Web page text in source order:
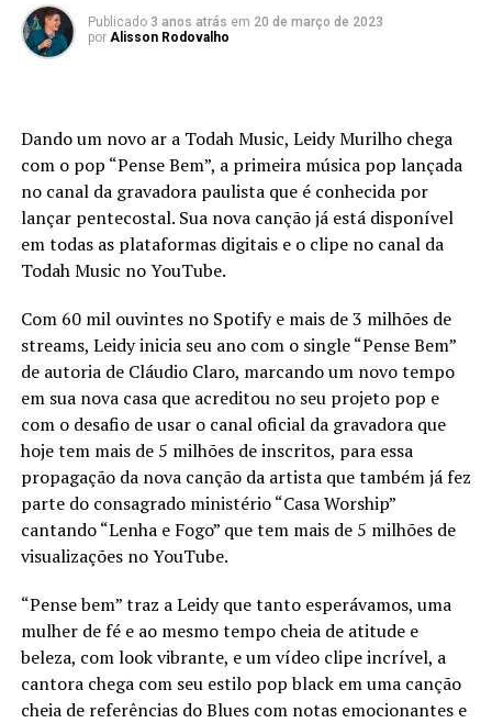
Publicado 3 anos atrás em 20 de março de 2023
por Alisson Rodovalho
Dando um novo ar a Todah Music, Leidy Murilho chega
com o pop “Pense Bem”, a primeira música pop lançada
no canal da gravadora paulista que é conhecida por
lançar pentecostal. Sua nova canção já está disponível
em todas as plataformas digitais e o clipe no canal da
Todah Music no YouTube.
Com 60 mil ouvintes no Spotify e mais de 3 milhões de
streams, Leidy inicia seu ano com o single “Pense Bem”
de autoria de Cláudio Claro, marcando um novo tempo
em sua nova casa que acreditou no seu projeto pop e
com o desafio de usar o canal oficial da gravadora que
hoje tem mais de 5 milhões de inscritos, para essa
propagação da nova canção da artista que também já fez
parte do consagrado ministério “Casa Worship”
cantando “Lenha e Fogo” que tem mais de 5 milhões de
visualizações no YouTube.
“Pense bem” traz a Leidy que tanto esperávamos, uma
mulher de fé e ao mesmo tempo cheia de atitude e
beleza, com look vibrante, e um vídeo clipe incrível, a
cantora chega com seu estilo pop black em uma canção
cheia de referências do Blues com notas emocionantes e